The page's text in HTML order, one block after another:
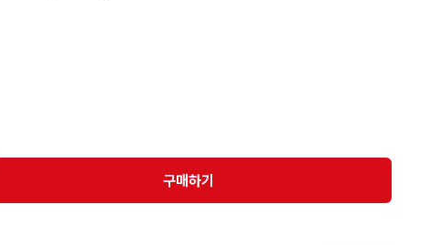
입니다. 민트급이에요.
요...
같이 올리는 것이니.. 바디 혹은 렌즈 등 따로 구매 어렵습니
구매하기